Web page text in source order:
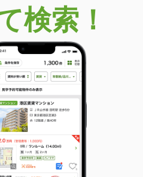
南１丁目
万円
川県横浜市泉区和泉中央南１丁目
所
目
万円
県横浜市西区北幸２丁目
所
検索！